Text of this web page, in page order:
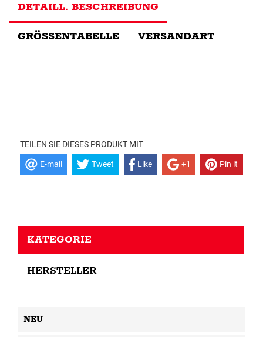
DETAILL. BESCHREIBUNG
GRÖSSENTABELLE VERSANDART
TEILEN SIE DIESES PRODUKT MIT
E-mail Tweet Like +1 Pin it
KATEGORIE
HERSTELLER
NEU